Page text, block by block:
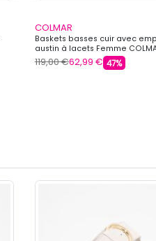
COLMAR
Baskets basses cuir avec
austin à lacets Femme
119,00 €62,99 € 47%